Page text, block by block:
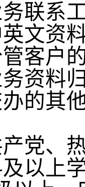
联系
文资
客户
资料
的其
党、
以上